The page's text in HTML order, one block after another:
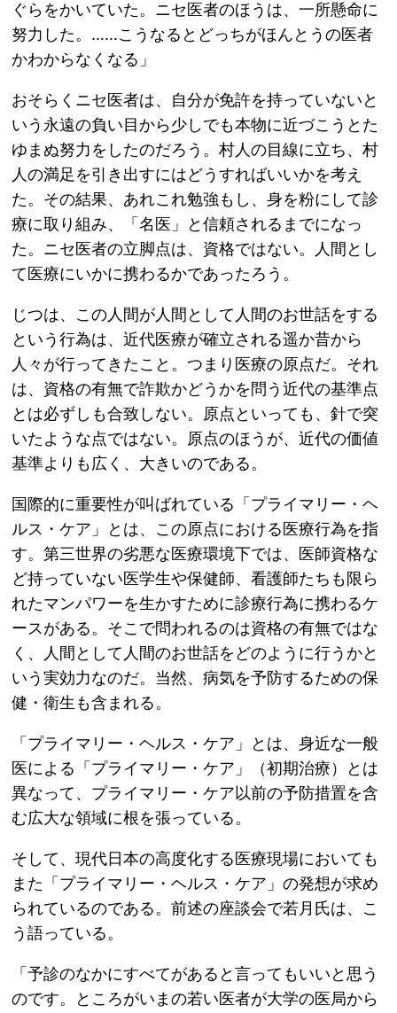
ぐらをかいていた。ニセ医者のほうは、一所懸命に
努力した。……こうなるとどっちがほんとうの医者
かわからなくなる」
おそらくニセ医者は、自分が免許を持っていないと
いう永遠の負い目から少しでも本物に近づこうとた
ゆまぬ努力をしたのだろう。村人の目線に立ち、村
人の満足を引き出すにはどうすればいいかを考え
た。その結果、あれこれ勉強もし、身を粉にして診
療に取り組み、「名医」と信頼されるまでになっ
た。ニセ医者の立脚点は、資格ではない。人間とし
て医療にいかに携わるかであったろう。
じつは、この人間が人間として人間のお世話をする
という行為は、近代医療が確立される遥か昔から
人々が行ってきたこと。つまり医療の原点だ。それ
は、資格の有無で詐欺かどうかを問う近代の基準点
とは必ずしも合致しない。原点といっても、針で突
いたような点ではない。原点のほうが、近代の価値
基準よりも広く、大きいのである。
国際的に重要性が叫ばれている「プライマリー・ヘ
ルス・ケア」とは、この原点における医療行為を指
す。第三世界の劣悪な医療環境下では、医師資格な
ど持っていない医学生や保健師、看護師たちも限ら
れたマンパワーを生かすために診療行為に携わるケ
ースがある。そこで問われるのは資格の有無ではな
く、人間として人間のお世話をどのように行うかと
いう実効力なのだ。当然、病気を予防するための保
健・衛生も含まれる。
「プライマリー・ヘルス・ケア」とは、身近な一般
医による「プライマリー・ケア」（初期治療）とは
異なって、プライマリー・ケア以前の予防措置を含
む広大な領域に根を張っている。
そして、現代日本の高度化する医療現場においても
また「プライマリー・ヘルス・ケア」の発想が求め
られているのである。前述の座談会で若月氏は、こ
う語っている。
「予診のなかにすべてがあると言ってもいいと思う
のです。ところがいまの若い医者が大学の医局から